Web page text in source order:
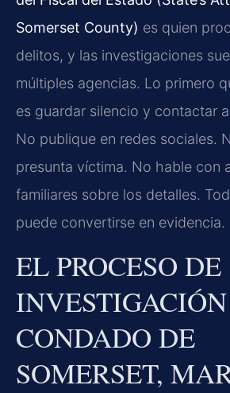
Somerset County) es quien
delitos, y las investigaciones
múltiples agencias. Lo primero
es guardar silencio y contactar
No publique en redes sociales.
presunta víctima. No hable con
familiares sobre los detalles.
puede convertirse en evidencia.
EL PROCESO DE
CONDADO DE
SOMERSET,